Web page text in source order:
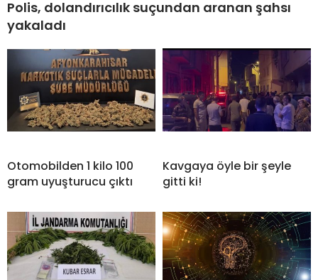
Polis, dolandırıcılık suçundan aranan şahsı
yakaladı
Otomobilden 1 kilo 100
gram uyuşturucu çıktı
Kavgaya öyle bir şeyle
gitti ki!